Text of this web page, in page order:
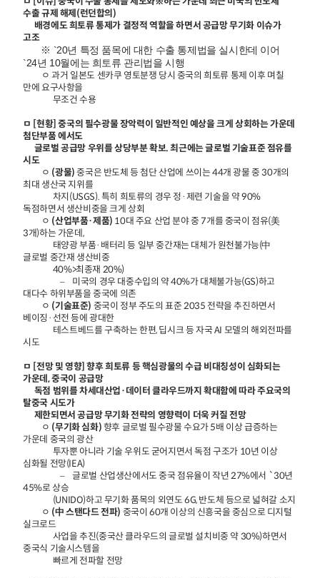
수출 규제 해제(런던합의)
배경에도 희토류 통제가 결정적 역할을 하면서 공급망 무기화 이슈가
고조
※ `20년 특정 품목에 대한 수출 통제법을 실시한데 이어
`24년 10월에는 희토류 관리법을 시행
ㅇ 과거 일본도 센카쿠 영토분쟁 당시 중국의 희토류 통제 이후 며칠
만에 요구사항을
무조건 수용
ㅁ [현황] 중국의 필수광물 장악력이 일반적인 예상을 크게 상회하는 가운데
첨단부품 에서도
글로벌 공급망 우위를 상당부분 확보. 최근에는 글로벌 기술표준 점유를
시도
ㅇ (광물)중국은 반도체 등 첨단 산업에 쓰이는 44개 광물 중 30개의
최대 생산국 지위를
차지(USGS). 특히 희토류의 경우 정·제련 기술을 약 90%
독점하면서 생산비중을 크게 상회
ㅇ (산업부품·제품) 10대 주요 산업 분야 중 7개를 중국이 점유(美
3개)하는 가운데,
태양광 부품·배터리 등 일부 중간재는 대체가 원천불가능(中
글로벌 중간재 생산비중
40%>최종재 20%)
– 미국의 경우 대중수입의 약 40%가 대체불가능(GS)하고
대다수 하위부품을 중국에 의존
ㅇ (기술표준) 중국이 정부 주도의 표준 2035 전략을 추진하면서
베이징·선전 등에 광대한
테스트베드를 구축하는 한편, 딥시크 등 자국 AI 모델의 해외전파를
시도
ㅁ [전망 및 영향] 향후 희토류 등 핵심광물의 수급 비대칭성이 심화되는
가운데, 중국이 공급망
독점 범위를 차세대산업·데이터 클라우드까지 확대함에 따라 주요국의
탈중국 시도가
제한되면서 공급망 무기화 전략의 영향력이 더욱 커질 전망
ㅇ (무기화 심화)향후 글로벌 필수광물 수요가 5배 이상 급증하는
가운데 중국의 광산
투자뿐 아니라 기술 우위도 굳어지면서 독점 구조가 10년 이상
심화될 전망(IEA)
– 글로벌 산업생산에서도 중국 점유율이 작년 27%에서 `30년
45%로 상승
(UNIDO)하고 무기화 품목의 외연도 6G, 반도체 등으로 넓혀갈 소지
ㅇ (中 스탠다드 전파) 중국이 60개 이상의 신흥국을 중심으로 디지털
실크로드
사업을 추진(중국산 클라우드의 글로벌 설치비중 약 30%)하면서
중국식 기술시스템을
빠르게 전파할 전망